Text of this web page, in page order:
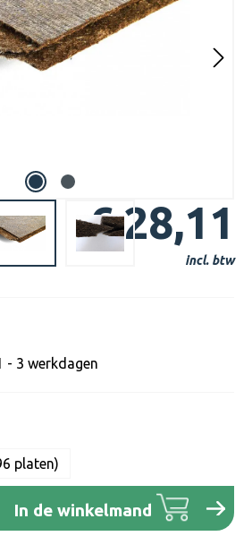
€ 28,11
incl. btw
- 3 werkdagen
platen)
Voer de
In de winkelmand